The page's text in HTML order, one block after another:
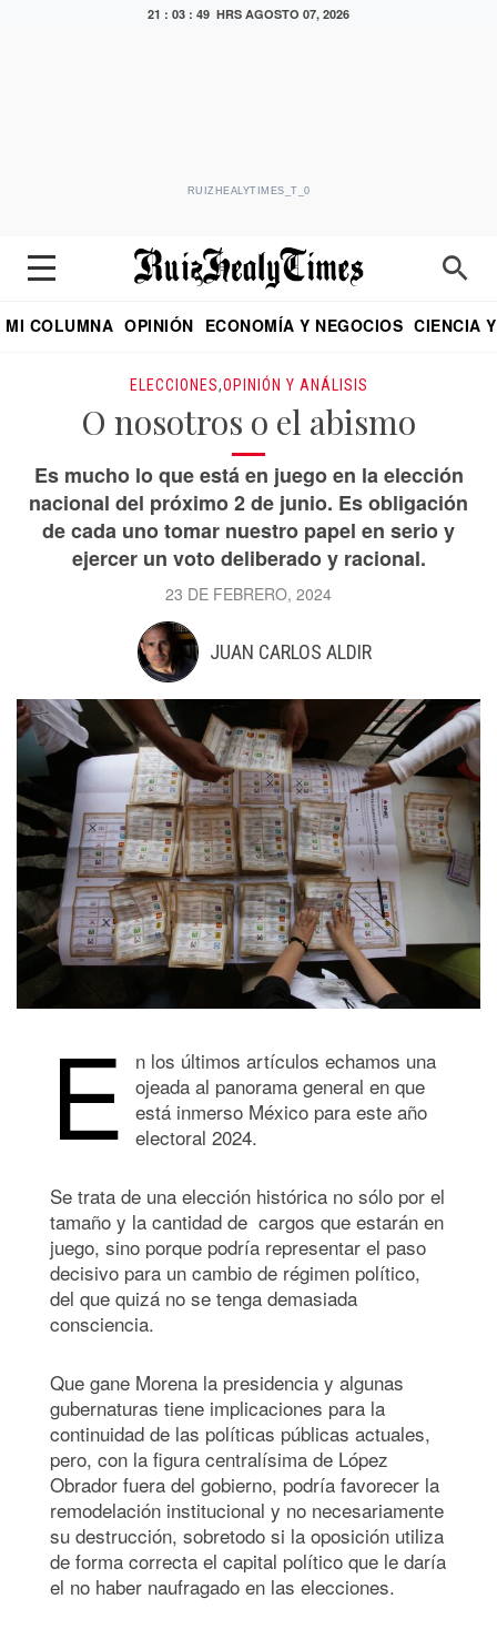
21 : 03 : 50 HRS AGOSTO 07, 2026
RUIZHEALYTIMES_T_0
MI COLUMNA OPINIÓN ECONOMÍA Y NEGOCIOS CIENCIA
ELECCIONES,OPINIÓN Y ANÁLISIS
O nosotros o el abismo
Es mucho lo que está en juego en la elección
nacional del próximo 2 de junio. Es obligación
de cada uno tomar nuestro papel en serio y
ejercer un voto deliberado y racional.
23 DE FEBRERO, 2024
JUAN CARLOS ALDIR
E
n los últimos artículos echamos una
ojeada al panorama general en que
está inmerso México para este año
electoral 2024.
Se trata de una elección histórica no sólo por el
tamaño y la cantidad de cargos que estarán en
juego, sino porque podría representar el paso
decisivo para un cambio de régimen político,
del que quizá no se tenga demasiada
consciencia.
Que gane Morena la presidencia y algunas
gubernaturas tiene implicaciones para la
continuidad de las políticas públicas actuales,
pero, con la figura centralísima de López
Obrador fuera del gobierno, podría favorecer la
remodelación institucional y no necesariamente
su destrucción, sobretodo si la oposición utiliza
de forma correcta el capital político que le daría
el no haber naufragado en las elecciones.